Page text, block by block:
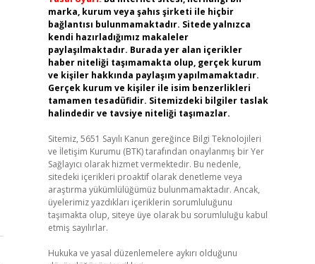
marka, kurum veya şahıs şirketi ile hiçbir
bağlantısı bulunmamaktadır. Sitede yalnızca
kendi hazırladığımız makaleler
paylaşılmaktadır. Burada yer alan içerikler
haber niteliği taşımamakta olup, gerçek kurum
ve kişiler hakkında paylaşım yapılmamaktadır.
Gerçek kurum ve kişiler ile isim benzerlikleri
tamamen tesadüfidir. Sitemizdeki bilgiler taslak
halindedir ve tavsiye niteliği taşımazlar.
Sitemiz, 5651 Sayılı Kanun gereğince Bilgi Teknolojileri
ve İletişim Kurumu (BTK) tarafından onaylanmış bir Yer
Sağlayıcı olarak hizmet vermektedir. Bu nedenle,
sitedeki içerikleri proaktif olarak denetleme veya
araştırma yükümlülüğümüz bulunmamaktadır. Ancak,
üyelerimiz yazdıkları içeriklerin sorumluluğunu
taşımakta olup, siteye üye olarak bu sorumluluğu kabul
etmiş sayılırlar.
Hukuka ve yasal düzenlemelere aykırı olduğunu